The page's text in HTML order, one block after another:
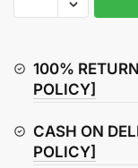
Cap
quantity
100%
POLICY]
CASH ON
POLICY]